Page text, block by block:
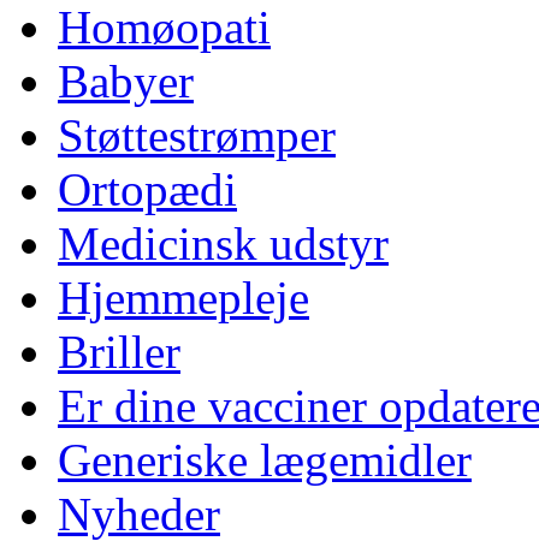
Homøopati
Babyer
Støttestrømper
Ortopædi
Medicinsk udstyr
Hjemmepleje
Briller
Er dine vacciner
Generiske lægemidler
Nyheder